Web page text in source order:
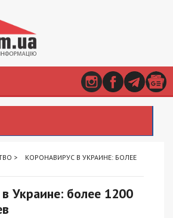
>
КОРОНАВИРУС В УКРАИНЕ: БОЛЕЕ
Украине: более 1200